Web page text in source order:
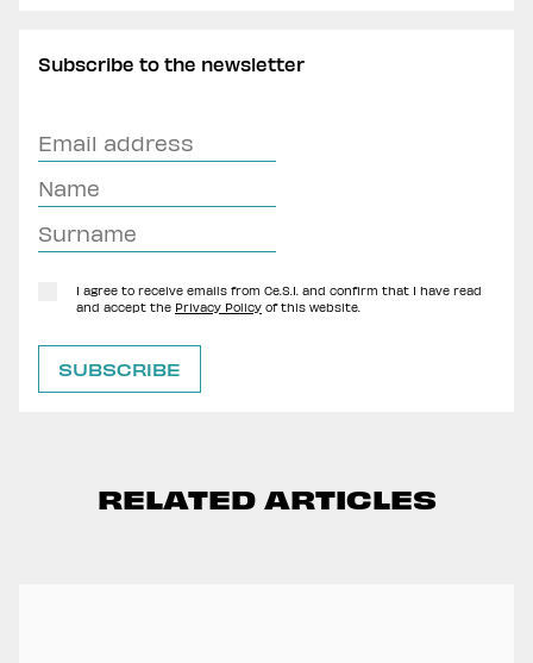
Subscribe to the newsletter
I agree to receive emails from Ce.S.I. and confirm that I have read
and accept the Privacy Policy of this website.
RELATED ARTICLES